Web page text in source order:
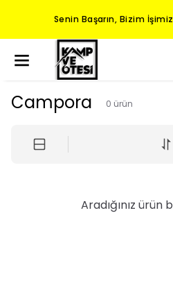
Senin Başarın, Bizim
Campora 0 ürün
Aradığınız ürün